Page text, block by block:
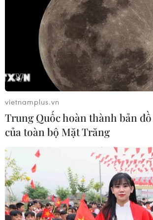
Tòa án Mỹ chỉ định hội đồng thẩm
phán xét xử các vụ kiện về thuế quan
Mục 301
06/08/2026 02:23
Cuba nỗ lực khôi phục hệ thống
05/08/2026 23:16
Hội đồng Bảo an đánh giá về mối đe
dọa của IS đối với hòa bình, an ninh
quốc tế
05/08/2026 23:15
vietnamplus.vn
Trung Quốc hoàn thành bản
của toàn bộ Mặt Trăng